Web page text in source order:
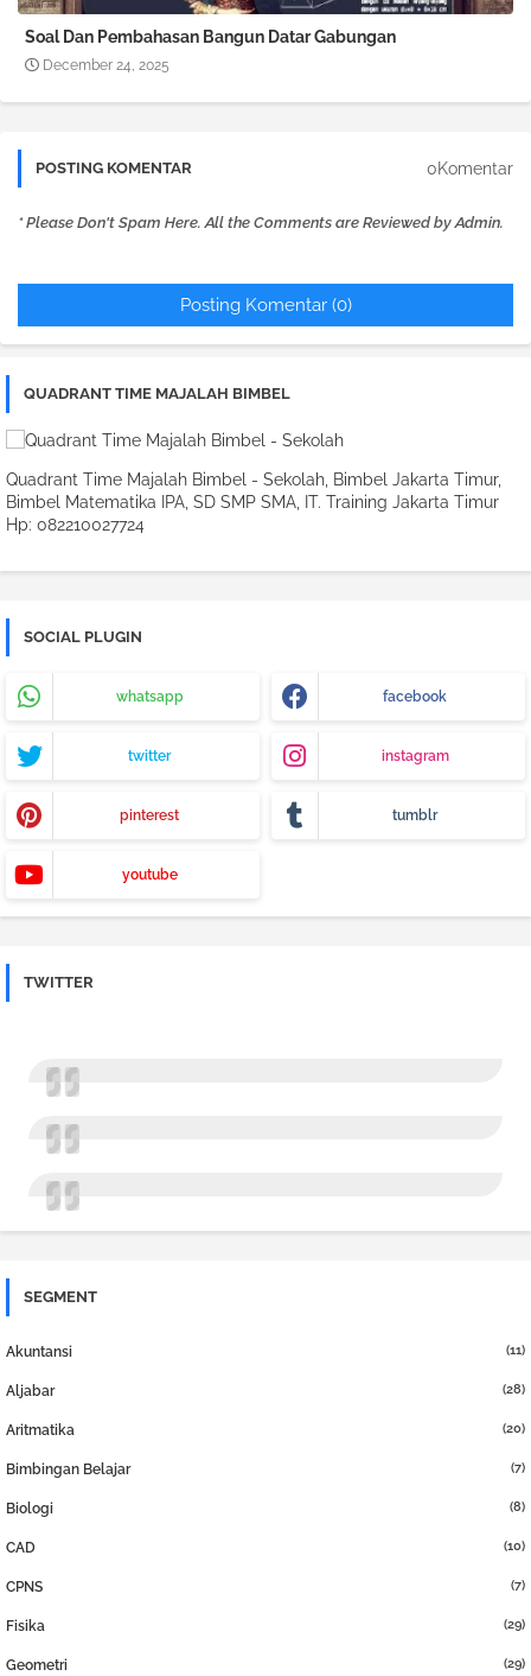
Soal Dan Pembahasan Bangun Datar Gabungan
December 24, 2025
POSTING KOMENTAR 0Komentar
* Please Don't Spam Here. All the Comments are Reviewed by Admin.
Posting Komentar (0)
QUADRANT TIME MAJALAH BIMBEL
Quadrant Time Majalah Bimbel - Sekolah, Bimbel Jakarta Timur,
Bimbel Matematika IPA, SD SMP SMA, IT. Training Jakarta Timur
Hp: 082210027724
SOCIAL PLUGIN
whatsapp facebook
twitter instagram
pinterest tumblr
youtube
TWITTER
SEGMENT
Akuntansi (11)
Aljabar (28)
Aritmatika (20)
Bimbingan Belajar (7)
Biologi (8)
CAD (10)
CPNS (7)
Fisika (29)
Geometri (29)